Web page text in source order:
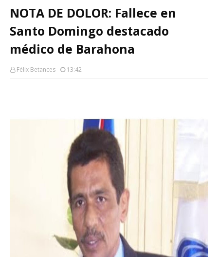
NOTA DE DOLOR: Fallece en
Santo Domingo destacado
médico de Barahona
Félix Betances 13:42